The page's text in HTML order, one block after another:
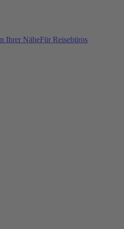
Ihrer NäheFür Reisebüros